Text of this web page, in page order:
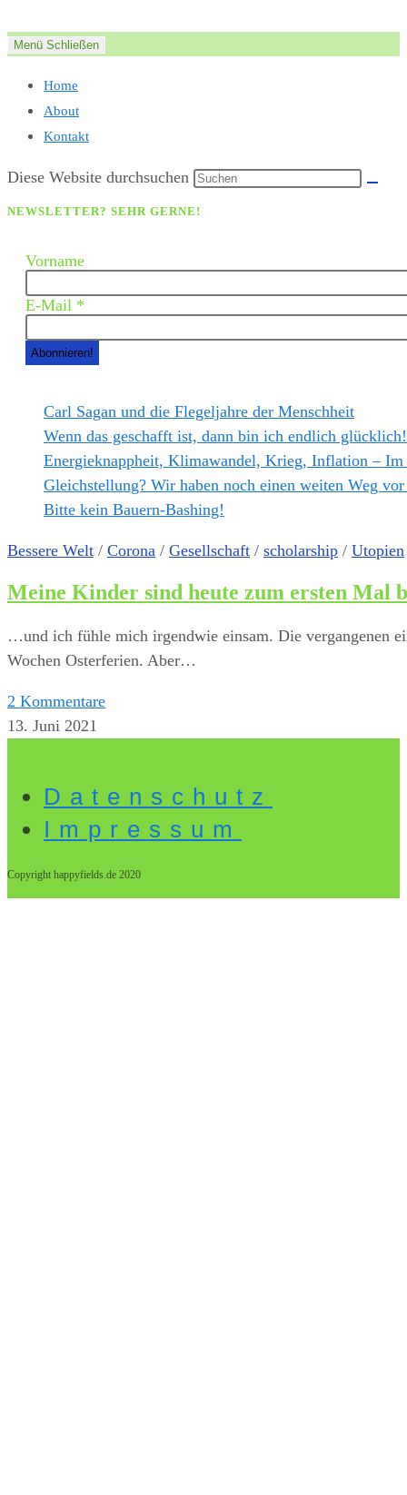
Inhalt
Menü Schließen
Home
About
Kontakt
Diese Website durchsuchen
NEWSLETTER? SEHR GERNE!
Vorname
E-Mail *
Carl Sagan und die Flegeljahre der Menschheit
Wenn das geschafft ist, dann bin ich endlich glücklich!
Energieknappheit, Klimawandel, Krieg, Inflation –
Gleichstellung? Wir haben noch einen weiten Weg
Bitte kein Bauern-Bashing!
Bessere Welt / Corona / Gesellschaft / scholarship / Utopien
Meine Kinder sind heute zum ersten Mal
…und ich fühle mich irgendwie einsam. Die vergangenen
Wochen Osterferien. Aber…
2 Kommentare
13. Juni 2021
Datenschutz
Impressum
Copyright happyfields.de 2020